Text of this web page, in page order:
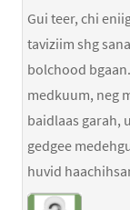
Gui teer, chi
taviziim shg
bolchood
medkuum, neg
baidlaas garah,
gedgee
huvid